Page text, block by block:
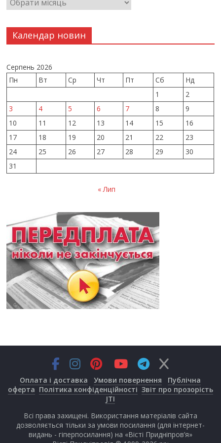
Календар новин
Серпень 2026
Пн
Вт Ср Чт Пт Сб
Нд
1
2
3
4 5 6 7 8
9
10
11 12 13 14 15
16
17
18 19 20 21 22
23
24
25 26 27 28 29
30
31
« Лип
Оплата і доставка Умови повернення
Публічна
оферта Політика конфіденційності Звіт про прозорість
JTI
Всі права захищені. Використання матеріалів сайта
дозволяється тільки за умови посилання (для інтернет-
видань - гіперпосилання) на «Вісті Придніпров’я»